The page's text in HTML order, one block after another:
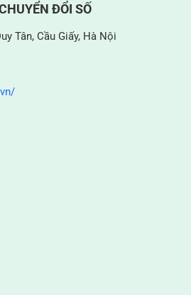
ĐỔI SỐ
Tân, Cầu Giấy, Hà Nội